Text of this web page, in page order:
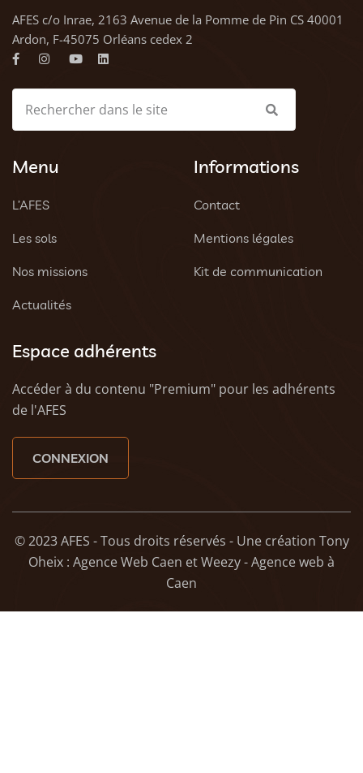
AFES c/o Inrae, 2163 Avenue de la Pomme de Pin CS 40001
Ardon, F-45075 Orléans cedex 2
Menu
L’AFES
Les sols
Nos missions
Actualités
Informations
Contact
Mentions légales
Kit de communication
Espace adhérents
Accéder à du contenu "Premium" pour les adhérents
de l'AFES
CONNEXION
© 2023 AFES - Tous droits réservés - Une création Tony
Oheix : Agence Web Caen etWeezy - Agence web à
Caen